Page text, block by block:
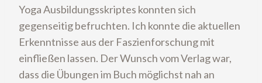
Yoga Ausbildungsskriptes konnten sich
gegenseitig befruchten. Ich konnte die aktuellen
Erkenntnisse aus der Faszienforschung mit
einfließen lassen. Der Wunsch vom Verlag war,
dass die Übungen im Buch möglichst nah an